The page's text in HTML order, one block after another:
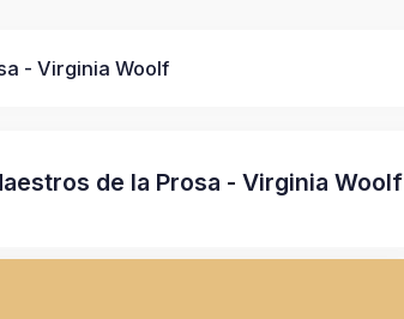
- Virginia Woolf
de la Prosa - Virginia Woolf